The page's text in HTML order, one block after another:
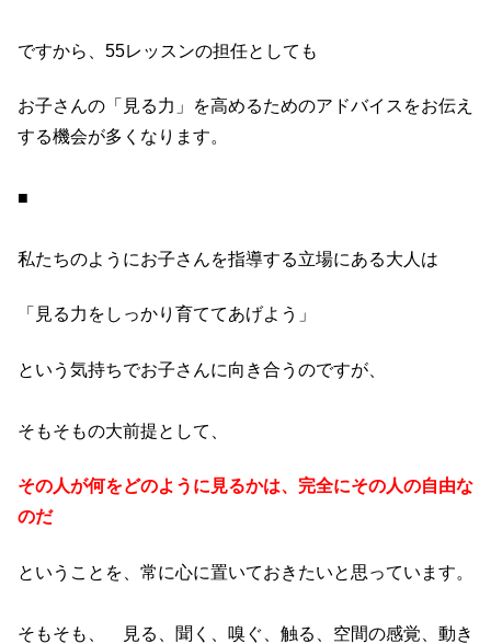
ですから、55レッスンの担任としても
お子さんの「見る力」を高めるためのアドバイスをお伝え
する機会が多くなります。
■
私たちのようにお子さんを指導する立場にある大人は
「見る力をしっかり育ててあげよう」
という気持ちでお子さんに向き合うのですが、
そもそもの大前提として、
その人が何をどのように見るかは、完全にその人の自由な
のだ
ということを、常に心に置いておきたいと思っています。
そもそも、 見る、聞く、嗅ぐ、触る、空間の感覚、動き